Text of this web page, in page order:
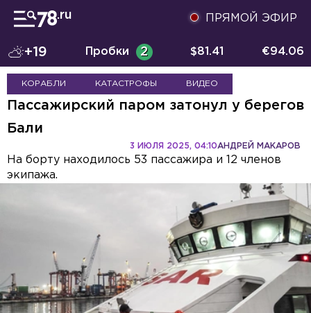
ПРЯМОЙ ЭФИР
+19 Пробки 2 $81.41 €94.06
КОРАБЛИ КАТАСТРОФЫ ВИДЕО
Пассажирский паром затонул у берегов
Бали
АНДРЕЙ МАКАРОВ
3 ИЮЛЯ 2025, 04:10
На борту находилось 53 пассажира и 12 членов
экипажа.